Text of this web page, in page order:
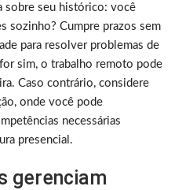
sobre seu histórico: você
sozinho? Cumpre prazos sem
para resolver problemas de
sim, o trabalho remoto pode
Caso contrário, considere
onde você pode
necessárias
presencial.
gerenciam